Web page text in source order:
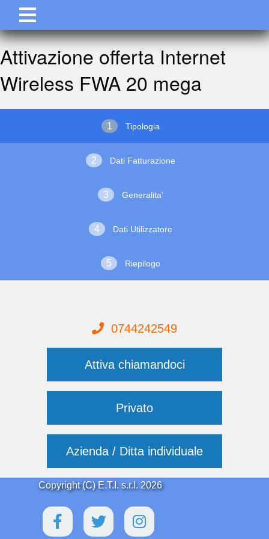
Attivazione offerta Internet
Wireless FWA 20 mega
Tipologia
Dati Fatturazione
Generalita'
Dati Utilizzatore
Riepilogo
0744242549
Attiva chiamandoci
Privato
Azienda / Ditta individuale
Copyright (C) E.T.I. s.r.l. 2026